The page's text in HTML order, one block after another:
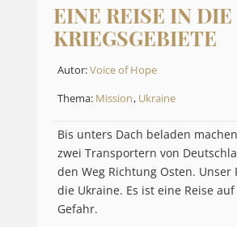
EINE REISE IN DIE
KRIEGSGEBIETE
Autor:Voice of Hope
Thema: Mission, Ukraine
Bis unters Dach beladen
zwei Transportern von
den Weg Richtung Osten. Unser
die Ukraine. Es ist eine Reise
Gefahr.